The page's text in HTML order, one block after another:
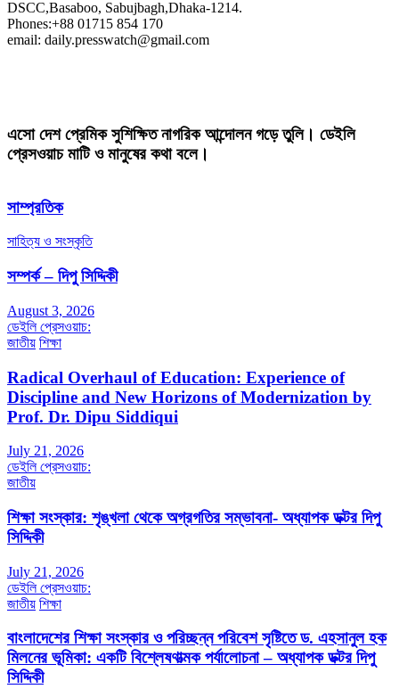
DSCC,Basaboo, Sabujbagh,Dhaka-1214.
Phones:+88 01715 854 170
email: daily.presswatch@gmail.com
এসো দেশ প্রেমিক সুশিক্ষিত নাগরিক আন্দোলন গড়ে তুলি। ডেইলি
প্রেসওয়াচ মাটি ও মানুষের কথা বলে।
সাম্প্রতিক
সাহিত্য ও সংস্কৃতি
সম্পর্ক – দিপু সিদ্দিকী
August 3, 2026
ডেইলি প্রেসওয়াচ:
জাতীয় শিক্ষা
Radical Overhaul of Education: Experience of
Discipline and New Horizons of Modernization by
Prof. Dr. Dipu Siddiqui
July 21, 2026
ডেইলি প্রেসওয়াচ:
জাতীয়
শিক্ষা সংস্কার: শৃঙ্খলা থেকে অগ্রগতির সম্ভাবনা- অধ্যাপক ডক্টর দিপু
সিদ্দিকী
July 21, 2026
ডেইলি প্রেসওয়াচ:
জাতীয় শিক্ষা
বাংলাদেশের শিক্ষা সংস্কার ও পরিচ্ছন্ন পরিবেশ সৃষ্টিতে ড. এহসানুল হক
মিলনের ভূমিকা: একটি বিশ্লেষণাত্মক পর্যালোচনা – অধ্যাপক ডক্টর দিপু
সিদ্দিকী